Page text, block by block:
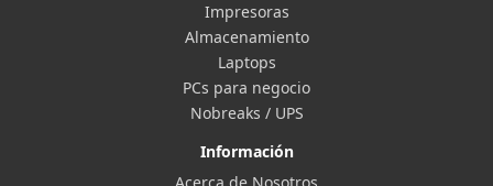
Impresoras
Almacenamiento
Laptops
PCs para negocio
Nobreaks / UPS
Información